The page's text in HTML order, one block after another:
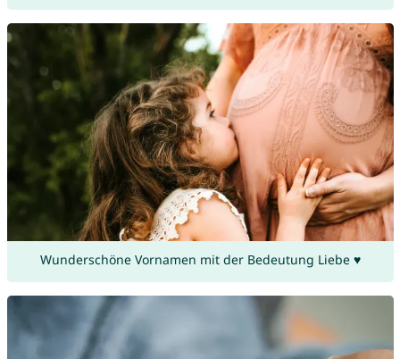
Wunderschöne Vornamen mit der Bedeutung Liebe ♥